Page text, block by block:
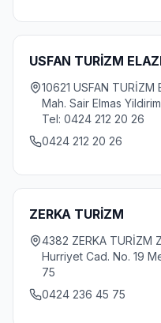
USFAN TURİZM
10621 USFAN TURİZM
Mah. Sair Elmas
Tel: 0424 212 20 26
0424 212 20 26
ZERKA TURİZM
4382 ZERKA TURİZM
Hurriyet Cad. No. 19
75
0424 236 45 75